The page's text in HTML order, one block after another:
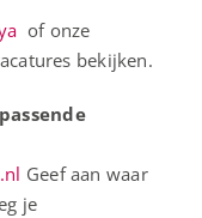
of onze
bekijken.
Geef aan waar
je